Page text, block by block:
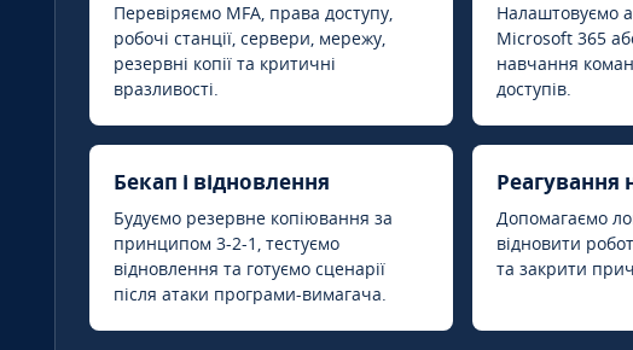
Перевіряємо MFA, права доступу,
робочі станції, сервери, мережу,
резервні копії та критичні
вразливості.
Налаштовуємо
Microsoft 365
навчання
доступів.
Бекап і відновлення
Будуємо резервне копіювання за
принципом 3-2-1, тестуємо
відновлення та готуємо сценарії
після атаки програми-вимагача.
Реагування
Допомагаємо
відновити
та закрити